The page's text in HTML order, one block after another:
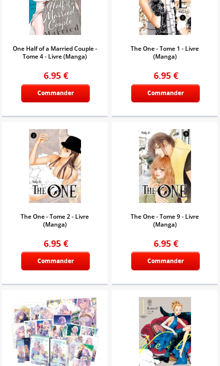
One Half of a Married Couple -
Tome 4 - Livre (Manga)
6.95 €
Commander
The One - Tome 1 - Livre
(Manga)
6.95 €
Commander
The One - Tome 2 - Livre
(Manga)
6.95 €
Commander
The One - Tome 9 - Livre
(Manga)
6.95 €
Commander